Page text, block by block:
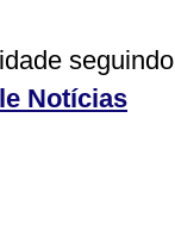
seguindo
Notícias